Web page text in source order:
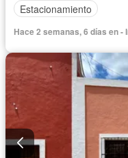
Estacionamiento
Hace 2 semanas, 6 días en -